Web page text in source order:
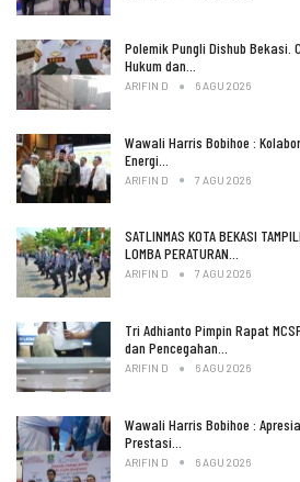
Polemik Pungli Dishub Bekasi.
Hukum dan…
ARIFIN D 6 AGU 2026
Wawali Harris Bobihoe :
Energi…
ARIFIN D 7 AGU 2026
SATLINMAS KOTA BEKASI
LOMBA PERATURAN…
ARIFIN D 7 AGU 2026
Tri Adhianto Pimpin Rapat
dan Pencegahan…
ARIFIN D 6 AGU 2026
Wawali Harris Bobihoe :
Prestasi…
ARIFIN D 6 AGU 2026